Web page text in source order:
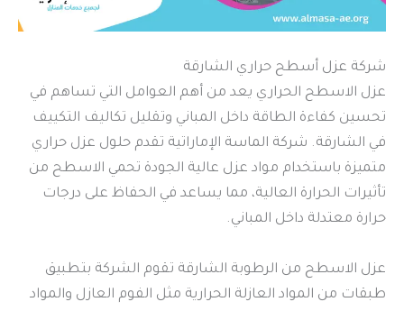
شركة عزل أسطح حراري الشارقة
عزل الاسطح الحراري يعد من أهم العوامل التي تساهم في
تحسين كفاءة الطاقة داخل المباني وتقليل تكاليف التكييف
في الشارقة. شركة الماسة الإماراتية تقدم حلول عزل حراري
متميزة باستخدام مواد عزل عالية الجودة تحمي الاسطح من
تأثيرات الحرارة العالية، مما يساعد في الحفاظ على درجات
حرارة معتدلة داخل المباني.
عزل الاسطح من الرطوبة الشارقة تقوم الشركة بتطبيق
طبقات من المواد العازلة الحرارية مثل الفوم العازل والمواد